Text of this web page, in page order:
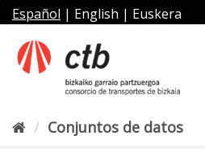
al
contenido
Español | English | Euskera
Conjuntos de datos